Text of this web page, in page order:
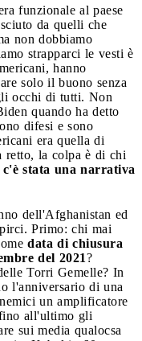
funzionale al paese
da quelli che
non dobbiamo
strapparci le vesti è
hanno
solo il buono senza
occhi di tutti. Non
quando ha detto
difesi e sono
era quella di
retto, la colpa è di chi
c'è stata una narrativa
dell'Afghanistan ed
Primo: chi mai
data di chiusura
del 2021?
Torri Gemelle? In
l'anniversario di una
un amplificatore
all'ultimo gli
sui media qualocsa